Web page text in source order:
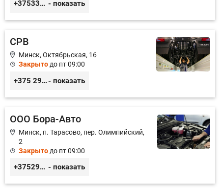
+375336260568, +375296050568 - показать
СРВ
Минск, Октябрьская, 16
Закрыто до пт 09:00
+375 29 3999-006, +375 29 378-10-21- показать
ООО Бора-Авто
Минск, п. Тарасово, пер. Олимпийский,
2
Закрыто до пт 09:00
+375293661539 - показать